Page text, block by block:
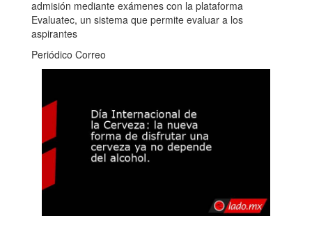
admisión mediante exámenes con la plataforma
Evaluatec, un sistema que permite evaluar a los
aspirantes
Periódico Correo